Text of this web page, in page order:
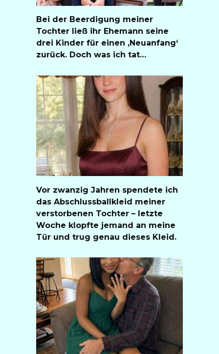
Bei der Beerdigung meiner
Tochter ließ ihr Ehemann seine
drei Kinder für einen ‚Neuanfang‘
zurück. Doch was ich tat…
Vor zwanzig Jahren spendete ich
das Abschlussballkleid meiner
verstorbenen Tochter – letzte
Woche klopfte jemand an meine
Tür und trug genau dieses Kleid.